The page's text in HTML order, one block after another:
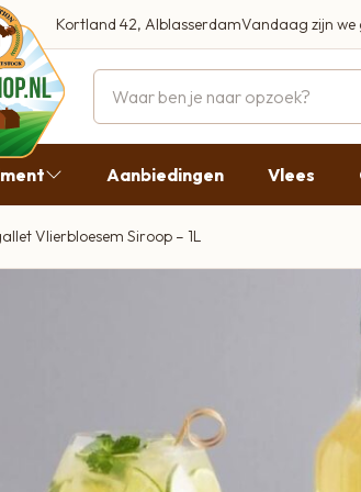
Kortland 42, AlblasserdamVandaag zijn we
Maandag
Woensdag
Vrijdag
Aanbiedingen Vlees
Vlierbloesem Siroop – 1L